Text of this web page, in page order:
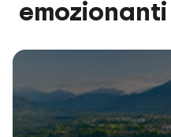
emozionanti